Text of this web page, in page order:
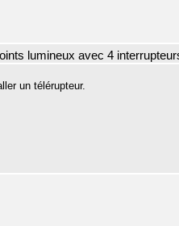
lumineux avec 4
un télérupteur.